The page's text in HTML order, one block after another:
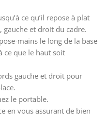
ce qu’il repose à plat
et droit du cadre.
mains le long de la base
ce que le haut soit
gauche et droit pour
le portable.
en vous assurant de bien